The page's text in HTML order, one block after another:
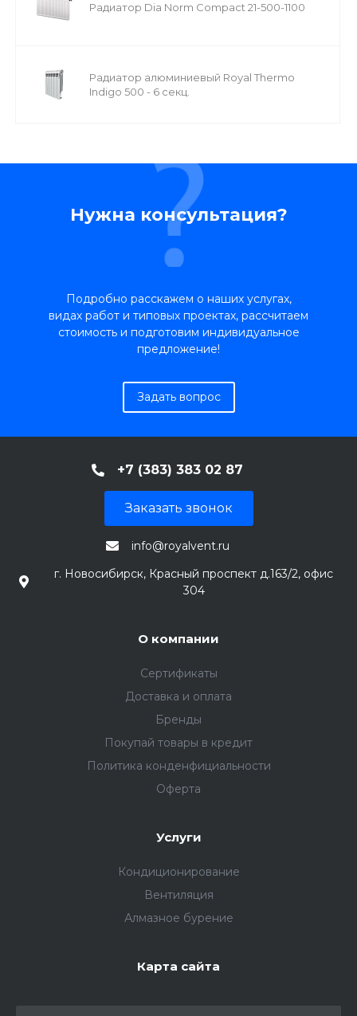
Радиатор Dia Norm Compact 21-500-1100
Радиатор алюминиевый Royal Thermo
Indigo 500 - 6 секц.
Нужна консультация?
Подробно расскажем о наших услугах,
видах работ и типовых проектах, рассчитаем
стоимость и подготовим индивидуальное
предложение!
Задать вопрос
+7 (383) 383 02 87
Заказать звонок
info@royalvent.ru
г. Новосибирск, Красный проспект д.163/2, офис
304
О компании
Сертификаты
Доставка и оплата
Бренды
Покупай товары в кредит
Политика конденфициальности
Оферта
Услуги
Кондиционирование
Вентиляция
Алмазное бурение
Карта сайта